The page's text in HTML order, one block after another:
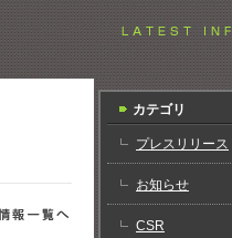
カテゴリ
プレスリリース
お知らせ
CSR